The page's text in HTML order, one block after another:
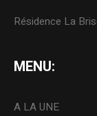
Résidence La
MENU:
A LA UNE